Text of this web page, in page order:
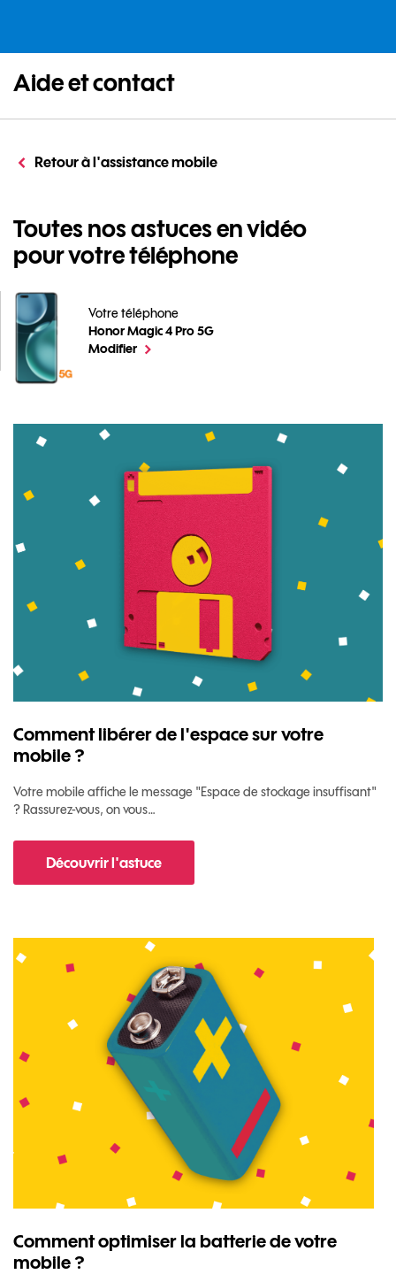
Aide et contact
Retour à l'assistance mobile
Toutes nos astuces en vidéo
pour votre téléphone
Votre téléphone
Honor Magic 4 Pro 5G
Toutes nos astuces en vidéo pour votre téléphone
Modifierle téléphone sélectionné
Comment libérer de l'espace sur votre
mobile ?
Votre mobile affiche le message "Espace de stockage insuffisant"
? Rassurez-vous, on vous…
Découvrir l'astucepour Comment libérer de l'espace sur votre
Comment optimiser la batterie de votre
mobile ?